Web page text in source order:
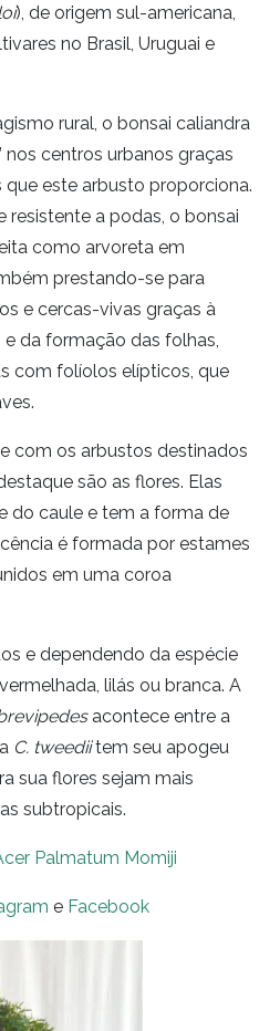
), de origem sul-americana,
no Brasil, Uruguai e
rural, o bonsai caliandra
nos centros urbanos graças
este arbusto proporciona.
resistente a podas, o bonsai
como arvoreta em
prestando-se para
e cercas-vivas graças à
da formação das folhas,
com folíolos elípticos, que
com os arbustos destinados
são as flores. Elas
do caule e tem a forma de
é formada por estames
em uma coroa
e dependendo da espécie
lilás ou branca. A
acontece entre a
C. tweediitem seu apogeu
sua flores sejam mais
subtropicais.
Palmatum Momiji
e Facebook